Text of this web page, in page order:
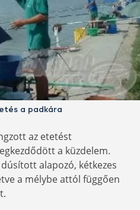
a padkára
az etetést
a küzdelem.
alapozó, kétkezes
a mélybe attól függően